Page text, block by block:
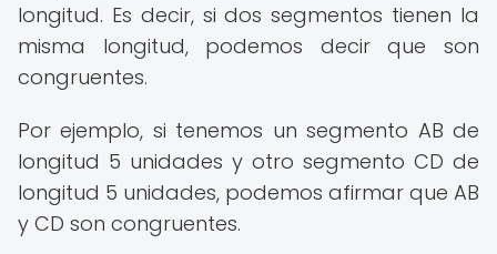
longitud. Es decir, si dos segmentos tienen la
misma longitud, podemos decir que son
congruentes.
Por ejemplo, si tenemos un segmento AB de
longitud 5 unidades y otro segmento CD de
longitud 5 unidades, podemos afirmar que AB
y CD son congruentes.